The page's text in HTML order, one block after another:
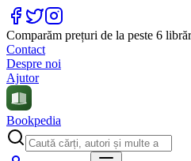
Comparăm prețuri de la peste 6
Contact
Despre noi
Ajutor
Bookpedia